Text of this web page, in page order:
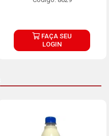
FAÇA SEU
LOGIN